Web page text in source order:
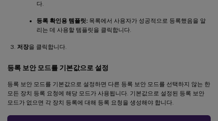
다.
등록 확인용 템플릿: 목록에서 사용자가 성공적으로 등록했음을 알
리는 데 사용할 템플릿을 클릭합니다.
저장을 클릭합니다.
등록 보안 모드를 기본값으로 설정
등록 보안 모드를 기본값으로 설정하면 다른 등록 보안 모드를 선택하지 않는 한
모든 장치 등록 요청에 해당 모드가 사용됩니다. 기본값으로 설정된 등록 보안
모드가 없으면 각 장치 등록에 대해 등록 요청을 생성해야 합니다.